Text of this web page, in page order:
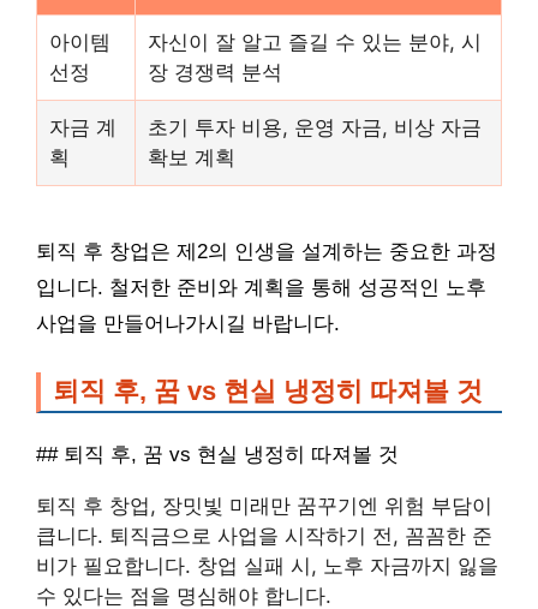
아이템
선정
자신이 잘 알고 즐길 수 있는 분야, 시
장 경쟁력 분석
자금 계
획
초기 투자 비용, 운영 자금, 비상 자금
확보 계획
퇴직 후 창업은 제2의 인생을 설계하는 중요한 과정
입니다. 철저한 준비와 계획을 통해 성공적인 노후
사업을 만들어나가시길 바랍니다.
퇴직 후, 꿈 vs 현실 냉정히 따져볼 것
## 퇴직 후, 꿈 vs 현실 냉정히 따져볼 것
퇴직 후 창업, 장밋빛 미래만 꿈꾸기엔 위험 부담이
큽니다. 퇴직금으로 사업을 시작하기 전, 꼼꼼한 준
비가 필요합니다. 창업 실패 시, 노후 자금까지 잃을
수 있다는 점을 명심해야 합니다.